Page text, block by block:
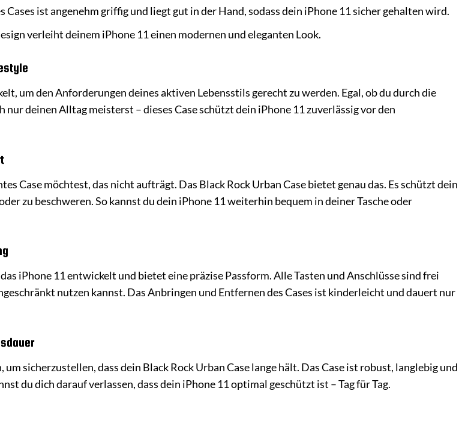
Cases ist angenehm griffig und liegt gut in der Hand, sodass dein iPhone 11 sicher gehalten wird.
verleiht deinem iPhone 11 einen modernen und eleganten Look.
um den Anforderungen deines aktiven Lebensstils gerecht zu werden. Egal, ob du durch die
deinen Alltag meisterst – dieses Case schützt dein iPhone 11 zuverlässig vor den
Case möchtest, das nicht aufträgt. Das Black Rock Urban Case bietet genau das. Es schützt dein
zu beschweren. So kannst du dein iPhone 11 weiterhin bequem in deiner Tasche oder
iPhone 11 entwickelt und bietet eine präzise Passform. Alle Tasten und Anschlüsse sind frei
nutzen kannst. Das Anbringen und Entfernen des Cases ist kinderleicht und dauert nur
sicherzustellen, dass dein Black Rock Urban Case lange hält. Das Case ist robust, langlebig und
du dich darauf verlassen, dass dein iPhone 11 optimal geschützt ist – Tag für Tag.